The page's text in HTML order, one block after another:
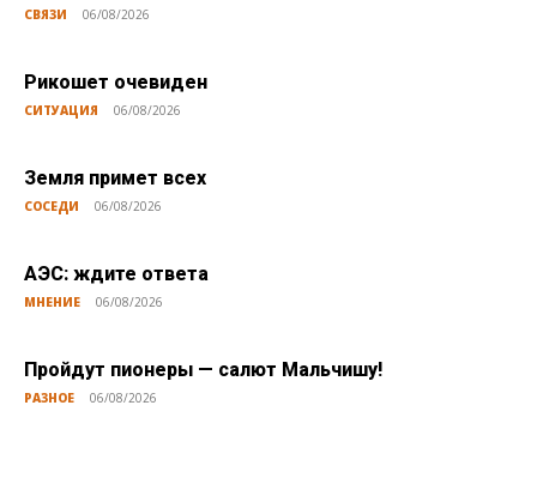
СВЯЗИ 06/08/2026
Рикошет очевиден
СИТУАЦИЯ 06/08/2026
Земля примет всех
СОСЕДИ 06/08/2026
АЭС: ждите ответа
МНЕНИЕ 06/08/2026
Пройдут пионеры — салют Мальчишу!
РАЗНОЕ 06/08/2026